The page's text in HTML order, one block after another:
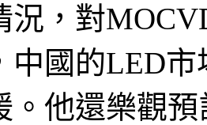
況，對
中國的LED
。他還樂觀